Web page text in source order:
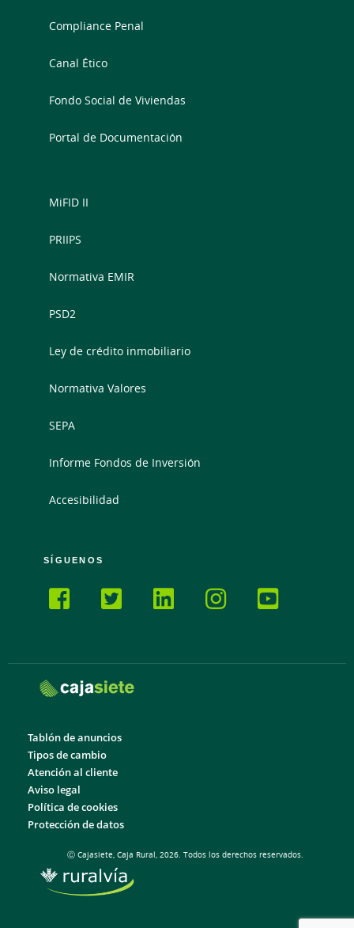
Compliance Penal
Canal Ético
Fondo Social de Viviendas
Portal de Documentación
MiFID II
PRIIPS
Normativa EMIR
PSD2
Ley de crédito inmobiliario
Normativa Valores
SEPA
Informe Fondos de Inversión
Accesibilidad
SÍGUENOS
Tablón de anuncios
Tipos de cambio
Atención al cliente
Aviso legal
Política de cookies
Protección de datos
Ⓒ Cajasiete, Caja Rural, 2026. Todos los derechos reservados.